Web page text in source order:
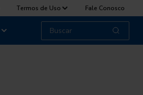
Termos de Uso Fale Conosco